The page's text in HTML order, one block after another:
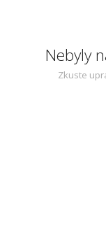
Nebyly
Zkuste